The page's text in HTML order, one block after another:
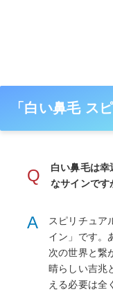
「白い鼻毛 ス
Q
白い鼻毛は
なサインです
A
スピリチュア
イン」です。
次の世界と繋
晴らしい吉兆
える必要は全